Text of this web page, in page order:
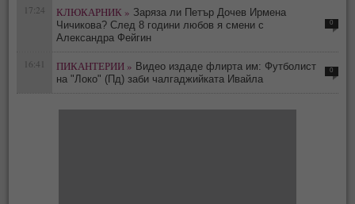
17:24 КЛЮКАРНИК » Заряза ли Петър Дочев Ирмена
Чичикова? След 8 години любов я смени с
Александра Фейгин
0
16:41 ПИКАНТЕРИИ » Видео издаде флирта им: Футболист
на "Локо" (Пд) заби чалгаджийката Ивайла
0